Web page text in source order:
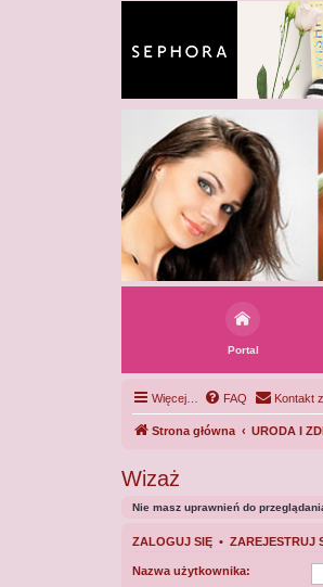
Portal
Więcej… FAQ Kontakt
Strona główna URODA I
Wizaż
Nie masz uprawnień do
ZALOGUJ SIĘ • ZAREJESTRUJ
Nazwa użytkownika: